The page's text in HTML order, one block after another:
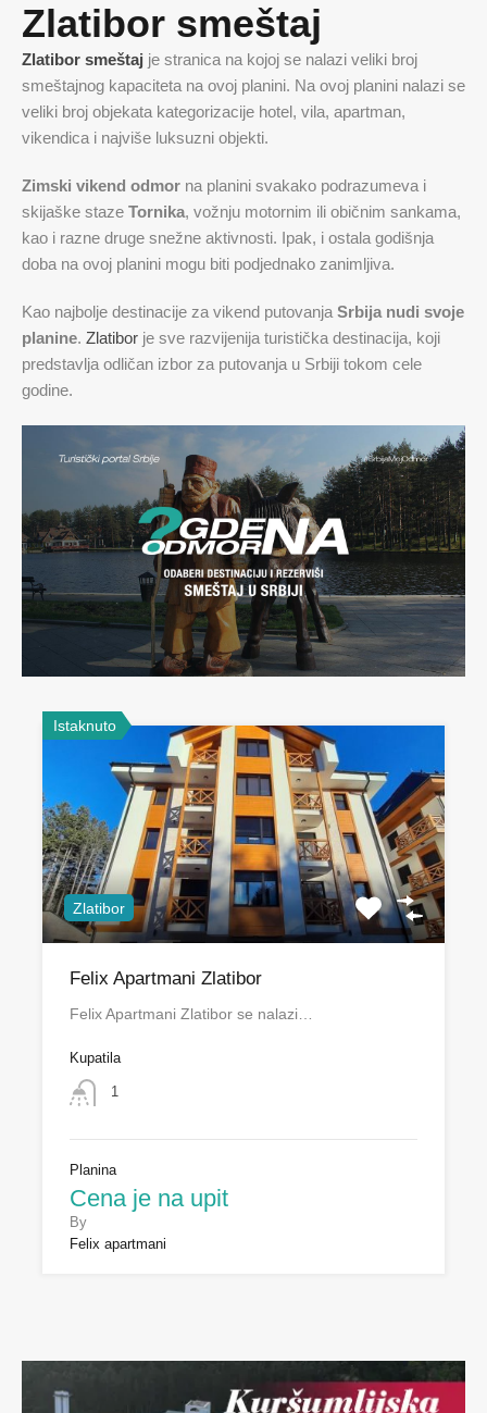
Zlatibor smeštaj
Zlatibor smeštaj je stranica na kojoj se nalazi veliki broj
smeštajnog kapaciteta na ovoj planini. Na ovoj planini nalazi se
veliki broj objekata kategorizacije hotel, vila, apartman,
vikendica i najviše luksuzni objekti.
Zimski vikend odmor na planini svakako podrazumeva i
skijaške staze Tornika, vožnju motornim ili običnim sankama,
kao i razne druge snežne aktivnosti. Ipak, i ostala godišnja
doba na ovoj planini mogu biti podjednako zanimljiva.
Kao najbolje destinacije za vikend putovanja Srbija nudi svoje
planine. Zlatibor je sve razvijenija turistička destinacija, koji
predstavlja odličan izbor za putovanja u Srbiji tokom cele
godine.
Istaknuto
Zlatibor
Felix Apartmani Zlatibor
Felix Apartmani Zlatibor se nalazi…
Kupatila
1
Planina
Cena je na upit
By
Felix apartmani